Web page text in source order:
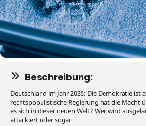
Beschreibung:
Deutschland im Jahr 2035: Die Demokratie ist
rechtspopulistische Regierung hat die Macht
es sich in dieser neuen Welt? Wer wird
attackiert oder sogar